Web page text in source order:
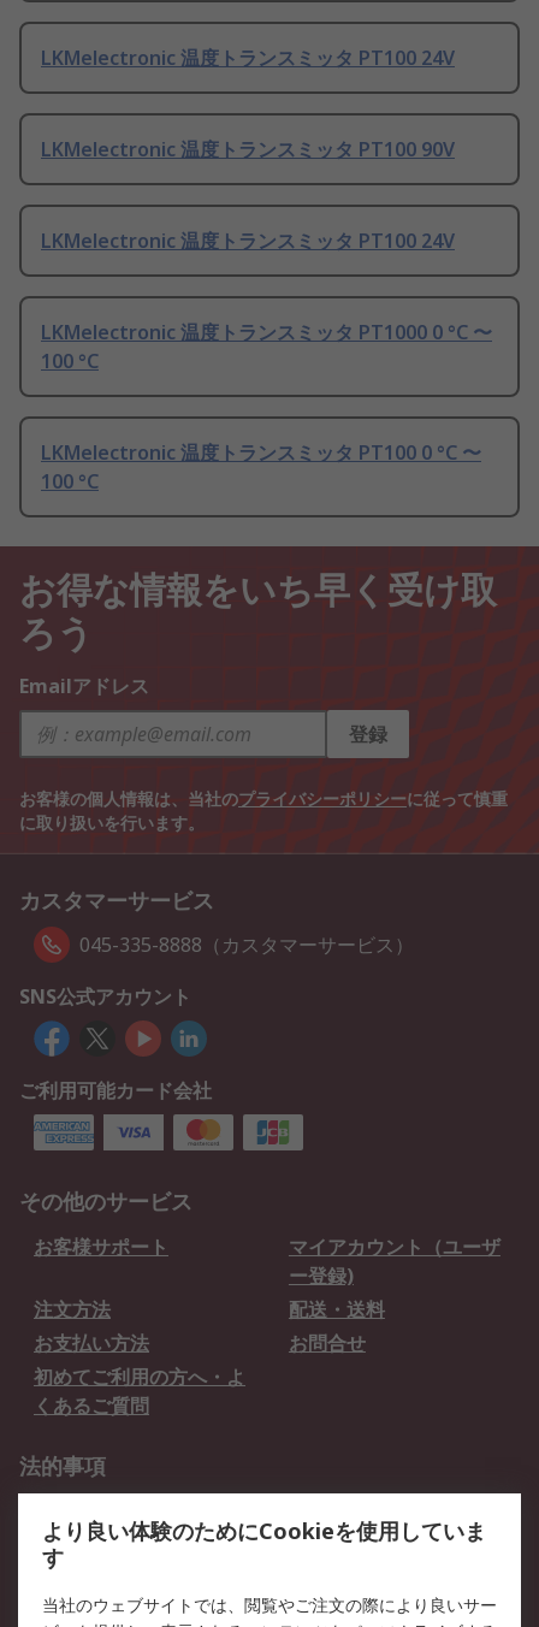
LKMelectronic 温度トランスミッタ PT100 24V
LKMelectronic 温度トランスミッタ PT100 90V
LKMelectronic 温度トランスミッタ PT100 24V
LKMelectronic 温度トランスミッタ PT1000 0 °C 〜
100 °C
LKMelectronic 温度トランスミッタ PT100 0 °C 〜
100 °C
お得な情報をいち早く受け取
ろう
Emailアドレス
登録
お客様の個人情報は、当社のプライバシーポリシーに従って慎重
に取り扱いを行います。
カスタマーサービス
045-335-8888（カスタマーサービス）
SNS公式アカウント
ご利用可能カード会社
その他のサービス
お客様サポート
マイアカウント（ユーザ
ー登録)
注文方法
配送・送料
お支払い方法
お問合せ
初めてご利用の方へ・よ
くあるご質問
法的事項
クッキーポリシー
RSについて
より良い体験のためにCookieを使用していま
す
当社のウェブサイトでは、閲覧やご注文の際により良いサー